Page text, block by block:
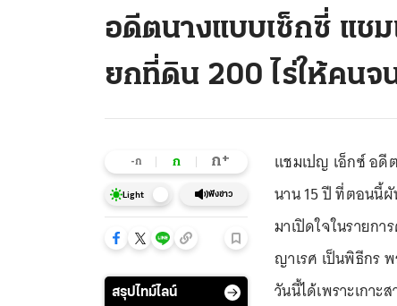
อดีตนางแบบเซ็กซี่ แช
ยกที่ดิน 200 ไร่ให้คนจ
-ก ก ก+
Light ฟังข่าว
สรุปไทม์ไลน์
แชมเปญ เอ็กซ์ อดี
นาน 15 ปี ที่ตอนนี้ผั
มาเปิดใจในรายก
ญาเรศ เป็นพิธีกร
วันนี้ได้เพราะเกาะ